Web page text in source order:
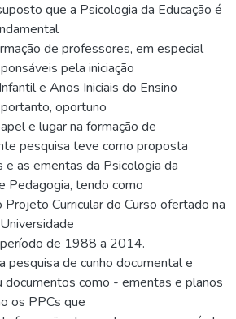
que a Psicologia da Educação é
de professores, em especial
pela iniciação
e Anos Iniciais do Ensino
oportuno
e lugar na formação de
pesquisa teve como proposta
e as ementas da Psicologia da
Pedagogia, tendo como
Curricular do Curso ofertado na
de 1988 a 2014.
pesquisa de cunho documental e
documentos como - ementas e planos
os PPCs que